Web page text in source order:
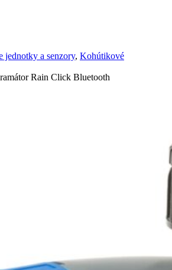
jednotky a senzory, Kohútikové
Rain Click Bluetooth